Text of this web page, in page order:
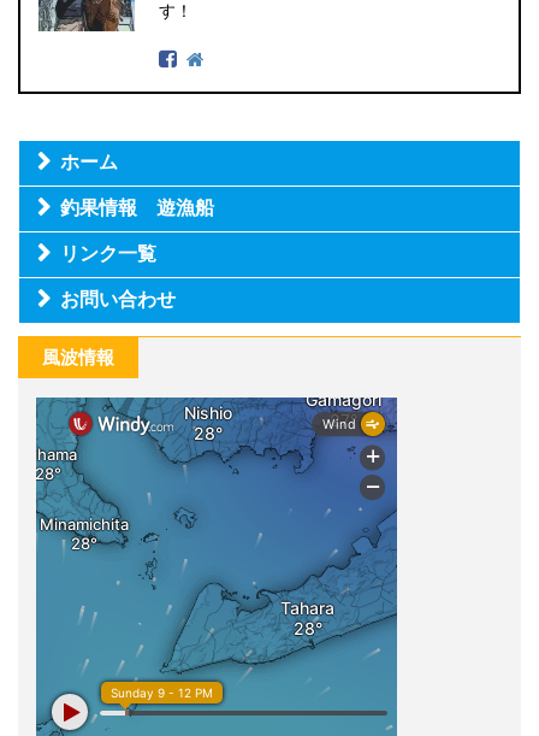
す！
ホーム
釣果情報 遊漁船
リンク一覧
お問い合わせ
風波情報